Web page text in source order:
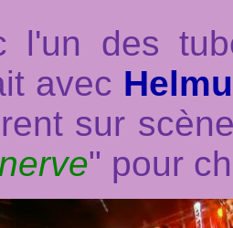
l'un des
avec
sur
" pour